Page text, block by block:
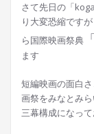
さて先日の「
り大変恐縮ですが
ら国際映画祭典
ます
短編映画の面白
画祭をみなとみ
三幕構成になって